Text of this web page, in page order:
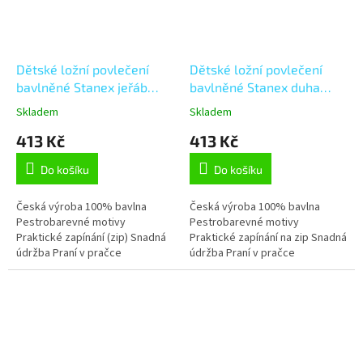
Dětské ložní povlečení
bavlněné Stanex jeřáb
(LS395), bílá;žlutá 135 x
Skladem
413 Kč
Do košíku
Česká výroba 100% bavlna
Pestrobarevné motivy
Praktické zapínání (zip) Snadná
údržba Praní v pračce
Stálobarevnost Tvarová stálost
Dětské ložní povlečení
bavlněné Stanex duha
(LS411),
135 x 90 + 40 x 60, Zip
Skladem
413 Kč
Do košíku
Česká výroba 100% bavlna
Pestrobarevné motivy
Praktické zapínání na zip Snadná
údržba Praní v pračce
Stálobarevnost Tvarová stálost